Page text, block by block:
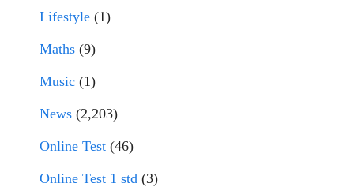
Lifestyle (1)
Maths (9)
Music (1)
News (2,203)
Online Test (46)
Online Test 1 std (3)